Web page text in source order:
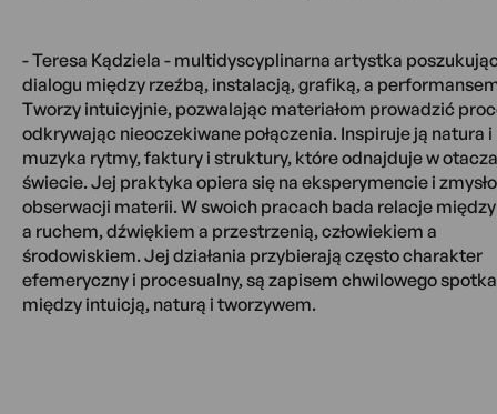
- Teresa Kądziela - multidyscyplinarna artystka
dialogu między rzeźbą, instalacją, grafiką, a
Tworzy intuicyjnie, pozwalając materiałom prowadzić
odkrywając nieoczekiwane połączenia. Inspiruje ją natura i
muzyka rytmy, faktury i struktury, które odnajduje w
świecie. Jej praktyka opiera się na eksperymencie i
obserwacji materii. W swoich pracach bada relacje
a ruchem, dźwiękiem a przestrzenią, człowiekiem a
środowiskiem. Jej działania przybierają często charakter
efemeryczny i procesualny, są zapisem chwilowego
między intuicją, naturą i tworzywem.